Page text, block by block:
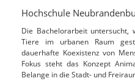
Hochschule
Die Bachelorarbeit untersucht,
Tiere im urbanen Raum
dauerhafte Koexistenz von
Fokus steht das Konzept
Belange in die Stadt- und